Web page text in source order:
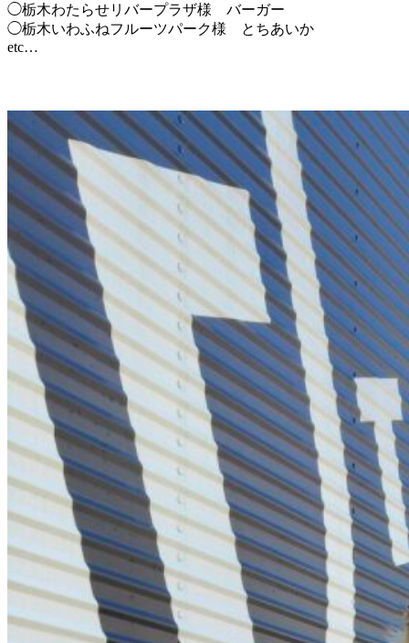
◯栃木わたらせリバープラザ様 バーガー
◯栃木いわふねフルーツパーク様 とちあいか
etc…